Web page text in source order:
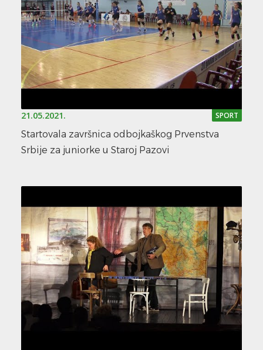
21.05.2021. SPORT
Startovala završnica odbojkaškog Prvenstva
Srbije za juniorke u Staroj Pazovi